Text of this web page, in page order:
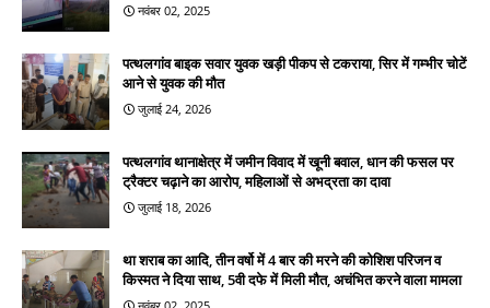
नवंबर 02, 2025
पत्थलगांव बाइक सवार युवक खड़ी पीकप से टकराया, सिर में गम्भीर चोटें
आने से युवक की मौत
जुलाई 24, 2026
पत्थलगांव थानाक्षेत्र में जमीन विवाद में खूनी बवाल, धान की फसल पर
ट्रैक्टर चढ़ाने का आरोप, महिलाओं से अभद्रता का दावा
जुलाई 18, 2026
था शराब का आदि, तीन वर्षो में 4 बार की मरने की कोशिश परिजन व
किस्मत ने दिया साथ, 5वी दफे में मिली मौत, अचंभित करने वाला मामला